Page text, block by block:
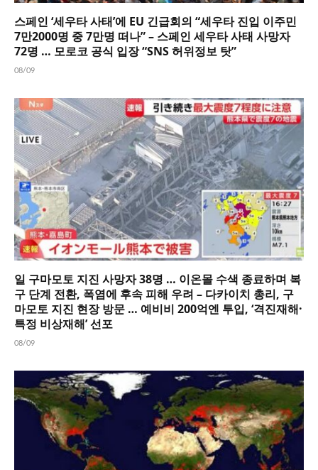
스페인 ‘세우타 사태’에 EU 긴급회의 “세우타 진입 이주민
7만2000명 중 7만명 떠나” – 스페인 세우타 사태 사망자
72명 … 모로코 공식 입장 “SNS 허위정보 탓”
08/09
일 구마모토 지진 사망자 38명 … 이온몰 수색 종료하며 복
구 단계 전환, 폭염에 후속 피해 우려 – 다카이치 총리, 구
마모토 지진 현장 방문 … 예비비 200억엔 투입, ‘격진재해·
특정 비상재해’ 선포
08/09